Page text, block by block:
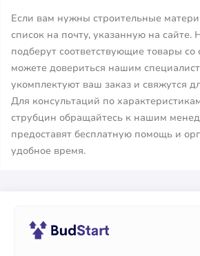
Если вам нужны строительные
список на почту, указанную на
подберут соответствующие товары
можете довериться нашим
укомплектуют ваш заказ и свяжутся
Для консультаций по
струбцин обращайтесь к нашим
предоставят бесплатную помощь и
удобное время.